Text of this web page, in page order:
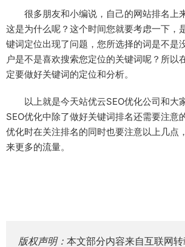
很多朋友和小编说，自己的网站排名上
这是为什么呢？这个时间您就要考虑一下，
键词定位出现了问题，您所选择的词是不是
户是不是喜欢搜索您定位的关键词呢？所以
定要做好关键词的定位和分析。
以上就是今天站优云SEO优化公司和大
SEO优化中除了做好关键词排名还需要注意
优化时在关注排名的同时也要注意以上几点
来更多的流量。
版权声明： 本文部分内容来自互联网